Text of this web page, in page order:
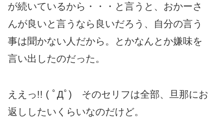
が続いているから・・・と言うと、おかーさ
んが良いと言うなら良いだろう、自分の言う
事は聞かない人だから。とかなんとか嫌味を
言い出したのだった。
ええっ!! ( ﾟДﾟ) そのセリフは全部、旦那にお
返ししたいくらいなのだけど。